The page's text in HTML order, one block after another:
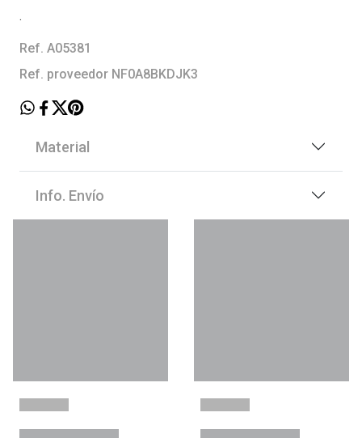
.
Ref. A05381
Ref. proveedor NF0A8BKDJK3
Material
Info. Envío